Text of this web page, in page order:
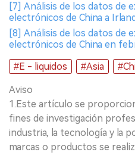
[7] Análisis de los datos de
electrónicos de China a
[8] Análisis de los datos de
electrónicos de China en
#E - liquidos
#Asia
Aviso
1.Este artículo se
fines de investigación
industria, la tecnología y la
marcas o productos se